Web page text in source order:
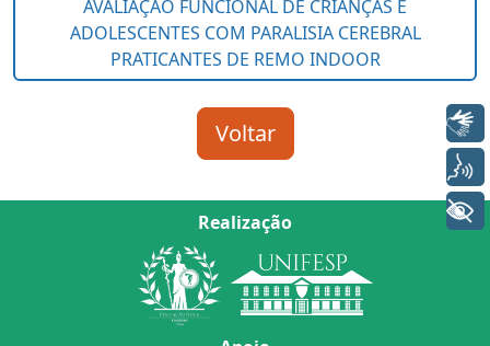
Realização